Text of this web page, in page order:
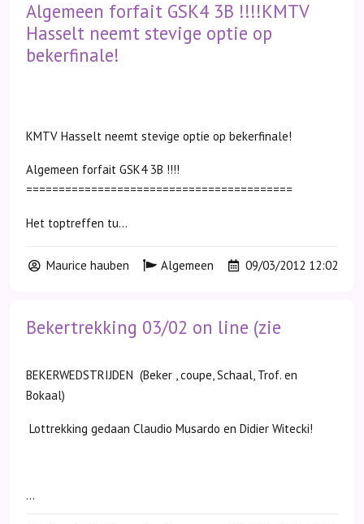
Algemeen forfait GSK4 3B !!!!KMTV
Hasselt neemt stevige optie op
bekerfinale!
KMTV Hasselt neemt stevige optie op bekerfinale!
Algemeen forfait GSK4 3B !!!!
=========================================
Het toptreffen tu...
Maurice hauben Algemeen 09/03/2012 12:02
Bekertrekking 03/02 on line (zie
BEKERWEDSTRIJDEN (Beker , coupe, Schaal, Trof. en
Bokaal)
Lottrekking gedaan Claudio Musardo en Didier Witecki!
...